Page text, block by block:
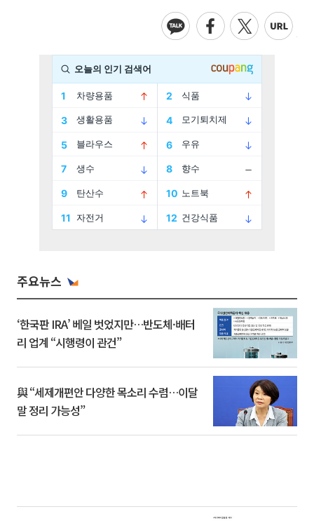
주요뉴스
‘한국판 IRA’ 베일 벗었지만…반도체·배터
리 업계 “시행령이 관건”
與 “세제개편안 다양한 목소리 수렴…이달
말 정리 가능성”